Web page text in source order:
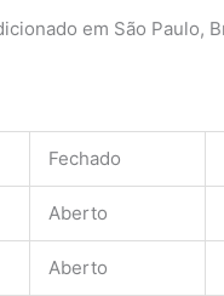
em São Paulo,
Fechado
Aberto
Aberto